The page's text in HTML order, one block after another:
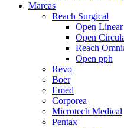
Marcas
Reach Surgical
Open Linear
Open
Reach
Open pph
Revo
Boer
Emed
Corporea
Microtech Medical
Pentax